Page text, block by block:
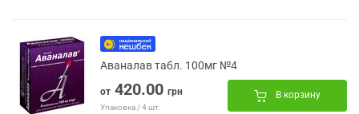
Аваналав табл. 100мг №4
от 420.00 грн
Упаковка / 4 шт.
В корзину